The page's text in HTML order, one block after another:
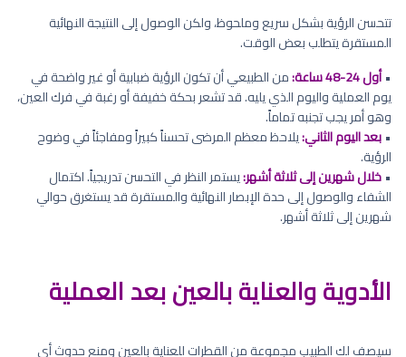
تتحسن الرؤية بشكل سريع وملحوظ، ولكن الوصول إلى النتيجة النهائية
المستقرة يتطلب بعض الوقت.
•أول 24-48 ساعة:
من الطبيعي أن تكون الرؤية ضبابية أو غير واضحة في
يوم العملية واليوم الذي يليه. قد تشعر بحكة خفيفة أو رغبة في فرك العين،
وهو أمر يجب تجنبه تماماً.
•بعد اليوم الثاني:يلاحظ معظم المرضى تحسناً كبيراً ومفاجئاً في وضوح
الرؤية.
•خلال شهرين إلى ثلاثة أشهر:يستمر النظر في التحسن تدريجياً. اكتمال
الشفاء والوصول إلى حدة الإبصار النهائية والمستقرة قد يستغرق حوالي
شهرين إلى ثلاثة أشهر.
الأدوية والعناية بالعين بعد العملية
سيصف لك الطبيب مجموعة من القطرات للعناية بالعين ومنع حدوث أي